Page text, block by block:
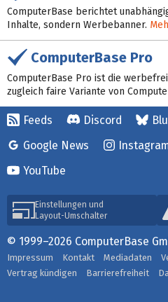
ComputerBase berichtet
Inhalte, sondern Werbebanner.
ComputerBase Pro
ComputerBase Pro ist die
zugleich faire Variante von
Feeds Discord
Google News
YouTube
Einstellungen und
Layout-Umschalter
© 1999–2026 ComputerBase
Impressum Kontakt Mediadaten
Vertrag kündigen
Barrierefreiheit